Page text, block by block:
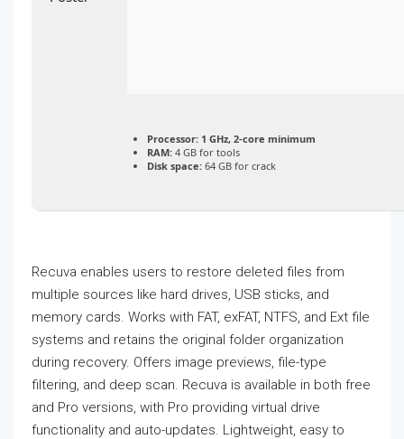
Processor: 1 GHz, 2-core minimum
RAM: 4 GB for tools
Disk space: 64 GB for crack
Recuva enables users to restore deleted files from
multiple sources like hard drives, USB sticks, and
memory cards. Works with FAT, exFAT, NTFS, and Ext file
systems and retains the original folder organization
during recovery. Offers image previews, file-type
filtering, and deep scan. Recuva is available in both free
and Pro versions, with Pro providing virtual drive
functionality and auto-updates. Lightweight, easy to